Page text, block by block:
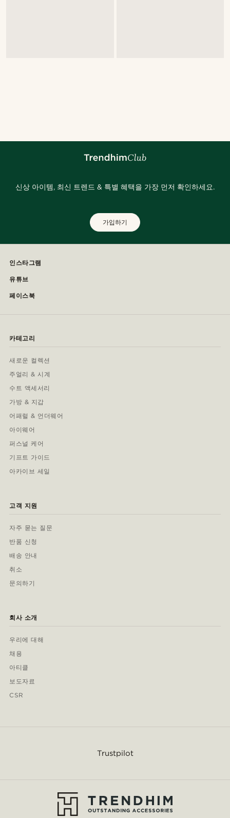
신상 아이템, 최신 트렌드 & 특별 혜택을 가장 먼저 확인하세요.
가입하기
인스타그램
유튜브
페이스북
카테고리
새로운 컬렉션
주얼리 & 시계
수트 액세서리
가방 & 지갑
어패럴 & 언더웨어
아이웨어
퍼스널 케어
기프트 가이드
아카이브 세일
고객 지원
자주 묻는 질문
반품 신청
배송 안내
취소
문의하기
회사 소개
우리에 대해
채용
아티클
보도자료
CSR
Trustpilot